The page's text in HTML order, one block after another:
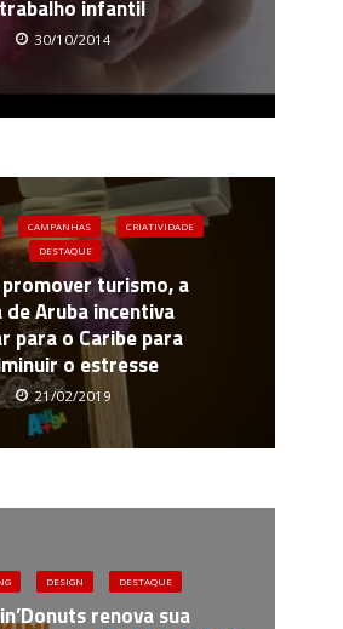
trabalho infantil
30/10/2014
CAMPANHAS
CRIATIVIDADE
DESTAQUE
turismo, a
de Aruba incentiva
para o Caribe para
o estresse
21/02/2019
DESIGN DESTAQUE
renova sua